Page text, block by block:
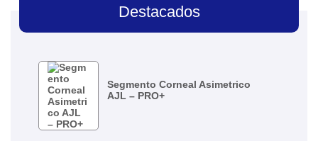
Destacados
Segmento Corneal Asimetrico
AJL – PRO+